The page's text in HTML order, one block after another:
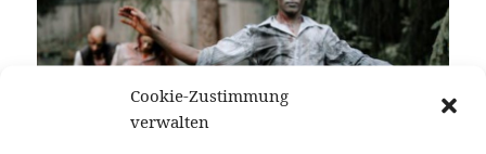
Cookie-Zustimmung
verwalten